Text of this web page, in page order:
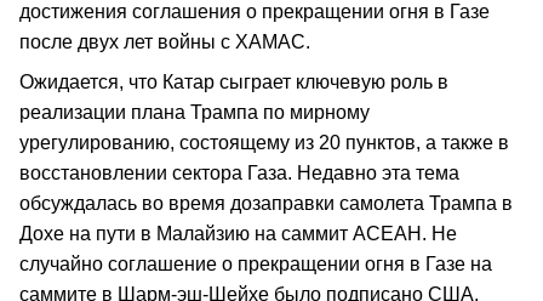
достижения соглашения о прекращении огня в Газе
после двух лет войны с ХАМАС.
Ожидается, что Катар сыграет ключевую роль в
реализации плана Трампа по мирному
урегулированию, состоящему из 20 пунктов, а также в
восстановлении сектора Газа. Недавно эта тема
обсуждалась во время дозаправки самолета Трампа в
Дохе на пути в Малайзию на саммит АСЕАН. Не
случайно соглашение о прекращении огня в Газе на
саммите в Шарм-эш-Шейхе было подписано США,